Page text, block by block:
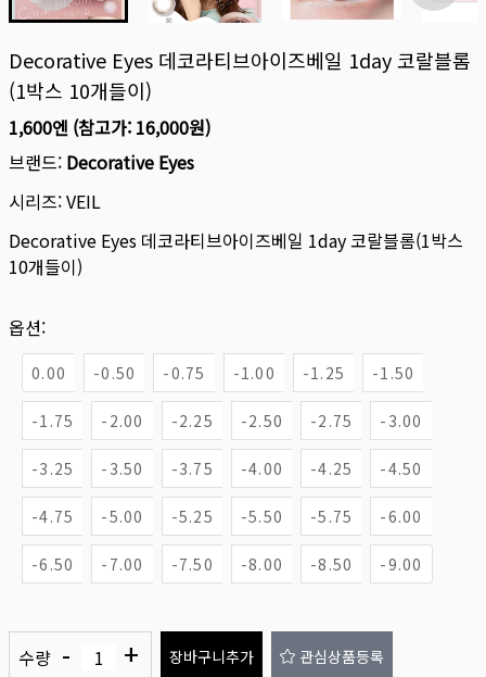
Decorative Eyes 데코라티브아이즈베일 1day 코랄블롬
(1박스 10개들이)
1,600엔 (참고가: 16,000원)
브랜드: Decorative Eyes
시리즈:VEIL
Decorative Eyes 데코라티브아이즈베일 1day 코랄블롬(1박스
10개들이)
옵션:
0.00 -0.50 -0.75 -1.00 -1.25 -1.50
-1.75 -2.00 -2.25 -2.50 -2.75 -3.00
-3.25 -3.50 -3.75 -4.00 -4.25 -4.50
-4.75 -5.00 -5.25 -5.50 -5.75 -6.00
-6.50 -7.00 -7.50 -8.00 -8.50 -9.00
수량 - + 장바구니추가 관심상품등록